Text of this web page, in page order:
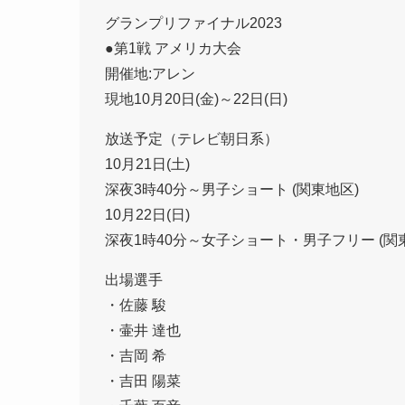
グランプリファイナル2023
●第1戦 アメリカ大会
開催地:アレン
現地10月20日(金)～22日(日)
放送予定（テレビ朝日系）
10月21日(土)
深夜3時40分～男子ショート (関東地区)
10月22日(日)
深夜1時40分～女子ショート・男子フリー (関
出場選手
・佐藤 駿
・壷井 達也
・吉岡 希
・吉田 陽菜